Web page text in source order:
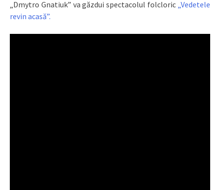
„Dmytro Gnatiuk” va găzdui spectacolul folcloric „Vedetele
revin acasă”.